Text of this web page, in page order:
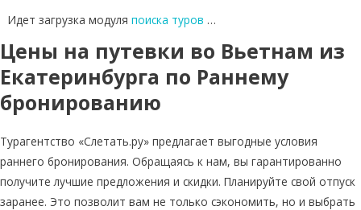
Идет загрузка модуля поиска туров …
Цены на путевки во Вьетнам из
Екатеринбурга по Раннему
бронированию
Турагентство «Слетать.ру» предлагает выгодные условия
раннего бронирования. Обращаясь к нам, вы гарантированно
получите лучшие предложения и скидки. Планируйте свой отпуск
заранее. Это позволит вам не только сэкономить, но и выбрать